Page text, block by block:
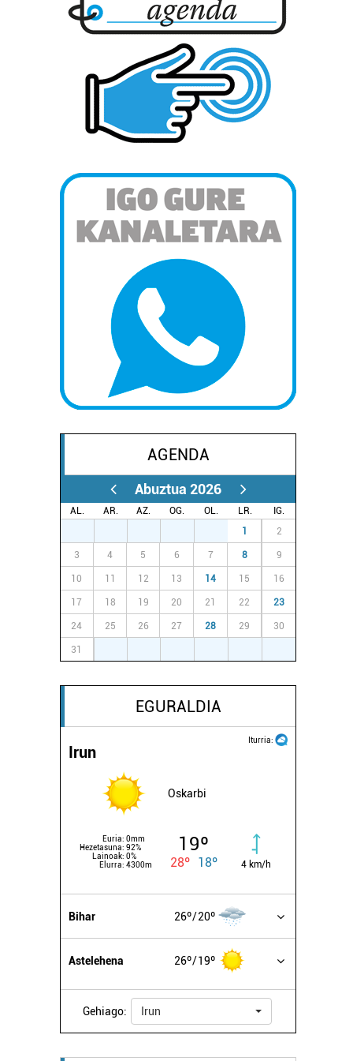
AGENDA
Abuztua 2026
AL. AR. AZ. OG. OL. LR.
IG.
1 2
3 4 5 6 7 8 9
10 11 12 13 14 15 16
17 18 19 20 21 22 23
24 25 26 27 28 29 30
31
EGURALDIA
Iturria:
Irun
Oskarbi
Euria: 0mm
Hezetasuna: 92%
Lainoak: 0%
Elurra: 4300m
19º
28º 18º 4 km/h
Bihar 26º 20º
Astelehena 26º 19º
Gehiago: Irun